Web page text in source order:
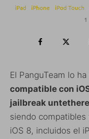
iPad
iPhone iPod Touch
El PanguTeam lo
compatible con
jailbreak
siendo
iOS 8, incluidos el